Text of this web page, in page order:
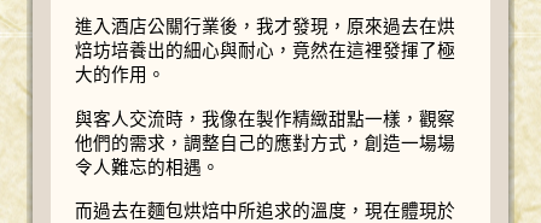
進入酒店公關行業後，我才發現，原來過去在烘
焙坊培養出的細心與耐心，竟然在這裡發揮了極
大的作用。
與客人交流時，我像在製作精緻甜點一樣，觀察
他們的需求，調整自己的應對方式，創造一場場
令人難忘的相遇。
而過去在麵包烘焙中所追求的溫度，現在體現於